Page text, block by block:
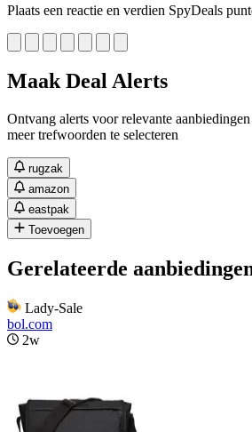
Plaats een reactie en verdien SpyDeals
Maak Deal Alerts
Ontvang alerts voor relevante
meer trefwoorden te selecteren
rugzak
amazon
eastpak
Toevoegen
Gerelateerde
Lady-Sale
bol.com
2w